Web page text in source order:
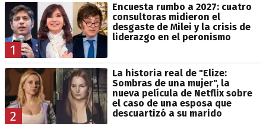
1
Encuesta rumbo a 2027: cuatro
consultoras midieron el
desgaste de Milei y la crisis de
liderazgo en el peronismo
2
La historia real de "Elize:
Sombras de una mujer", la
nueva película de Netflix sobre
el caso de una esposa que
descuartizó a su marido